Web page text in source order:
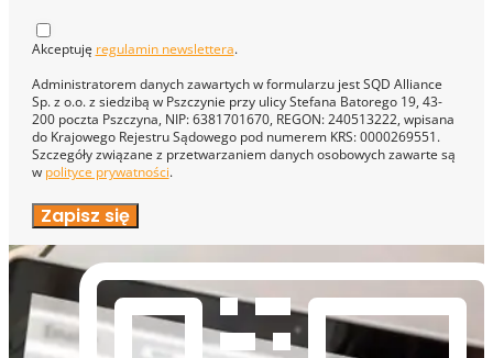
Akceptuję regulamin newslettera.
Administratorem danych zawartych w formularzu jest SQD Alliance
Sp. z o.o. z siedzibą w Pszczynie przy ulicy Stefana Batorego 19, 43-
200 poczta Pszczyna, NIP: 6381701670, REGON: 240513222, wpisana
do Krajowego Rejestru Sądowego pod numerem KRS: 0000269551.
Szczegóły związane z przetwarzaniem danych osobowych zawarte są
w polityce prywatności.
Zapisz się